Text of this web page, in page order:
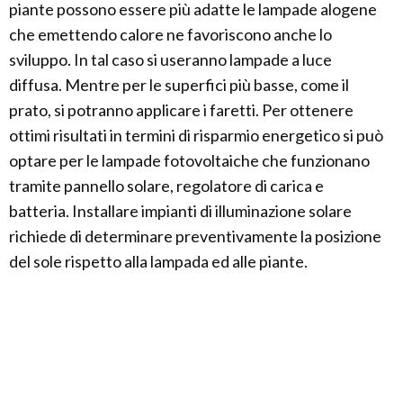
piante possono essere più adatte le lampade alogene
che emettendo calore ne favoriscono anche lo
sviluppo. In tal caso si useranno lampade a luce
diffusa. Mentre per le superfici più basse, come il
prato, si potranno applicare i faretti. Per ottenere
ottimi risultati in termini di risparmio energetico si può
optare per le lampade fotovoltaiche che funzionano
tramite pannello solare, regolatore di carica e
batteria. Installare impianti di illuminazione solare
richiede di determinare preventivamente la posizione
del sole rispetto alla lampada ed alle piante.